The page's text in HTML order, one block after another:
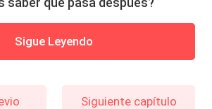
Sigue Leyendo
Siguiente capítulo